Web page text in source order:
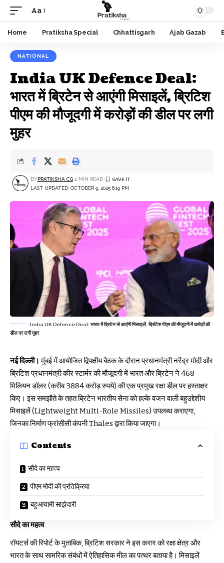
Font
Resizer
Aa
Home Pratiksha Special Chhattisgarh Ajab Gazab
NATIONAL
India UK Defence Deal:
भारत में ब्रिटेन से आएंगी मिसाइलें, ब्रिटिश
पीएम की मौजूदगी में करोड़ों की डील पर लगी
मुहर
LAST UPDATED: OCTOBER 9, 2025 6:19 PM
BYPRATIKSHA CG 2 MIN READ
India UK Defence Deal: भारत में ब्रिटेन से आएंगी मिसाइलें, ब्रिटिश पीएम की मौजूदगी में करोड़ों की
डील पर लगी मुहर
नई दिल्ली।मुंबई में आयोजित द्विपक्षीय बैठक के दौरान प्रधानमंत्री नरेंद्र मोदी और
ब्रिटिश प्रधानमंत्री कीर स्टार्मर की मौजूदगी में भारत और ब्रिटेन ने 468
मिलियन डॉलर (करीब 3884 करोड़ रुपये) की एक प्रमुख रक्षा डील पर हस्ताक्षर
किए। इस समझौते के तहत ब्रिटेन भारतीय सेना को हल्के वजन वाली बहुउद्देशीय
मिसाइलें (Lightweight Multi-Role Missiles) उपलब्ध कराएगा,
जिनका निर्माण फ्रांसीसी कंपनी Thales द्वारा किया जाएगा।
Contents
सौदे का महत्व
पीएम मोदी की प्रतिक्रिया
बहुआयामी साझेदारी
सौदे का महत्व
रॉयटर्स की रिपोर्ट के मुताबिक, ब्रिटिश सरकार ने इस करार को रक्षा क्षेत्र और
भारत के साथ सामरिक संबंधों में ऐतिहासिक मील का पत्थर बताया है। मिसाइलें